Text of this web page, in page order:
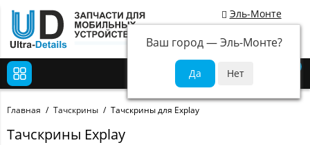
Эль-Монте
Ваш город —Эль-Монте?
Главная Тачскрины Тачскрины для Explay
Тачскрины Explay